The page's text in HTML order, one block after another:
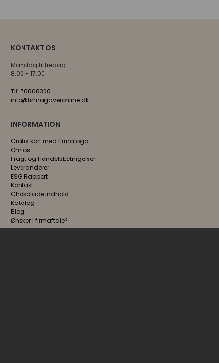
KONTAKT OS
Mandag til fredag
8.00 - 17.00
Tlf. 70868300
info@firmagaveronline.dk
INFORMATION
Gratis kort med firmalogo
Om os
Fragt og Handelsbetingelser
Leverandører
ESG Rapport
Kontakt
Chokolade indhold
Katalog
Blog
Ønsker I firmaftale?